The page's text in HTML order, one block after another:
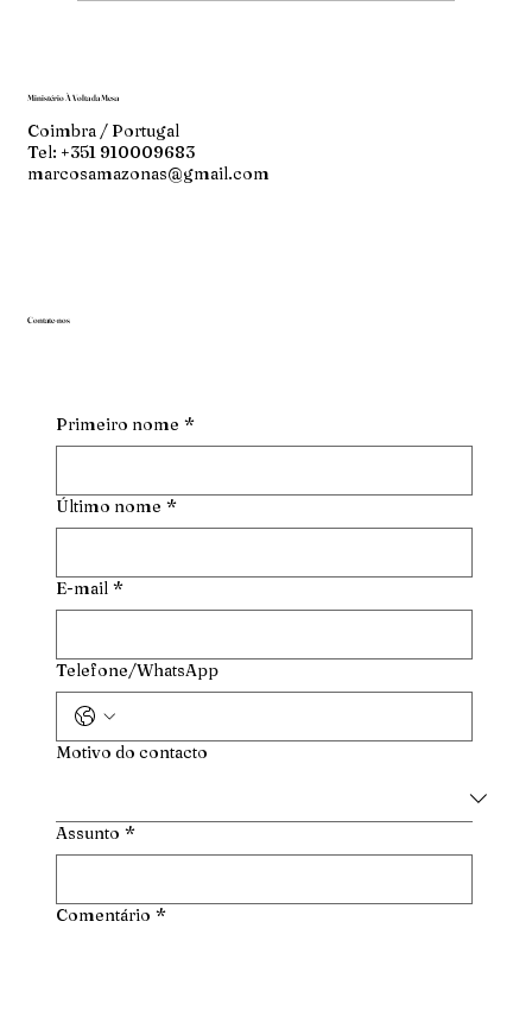
Ministério À Volta da Mesa
Coimbra / Portugal
Tel: +351 910009683
marcosamazonas@gmail.com
Contate-nos
Primeiro nome *
Último nome *
E-mail *
Telefone/WhatsApp
Motivo do contacto
Assunto *
Comentário *